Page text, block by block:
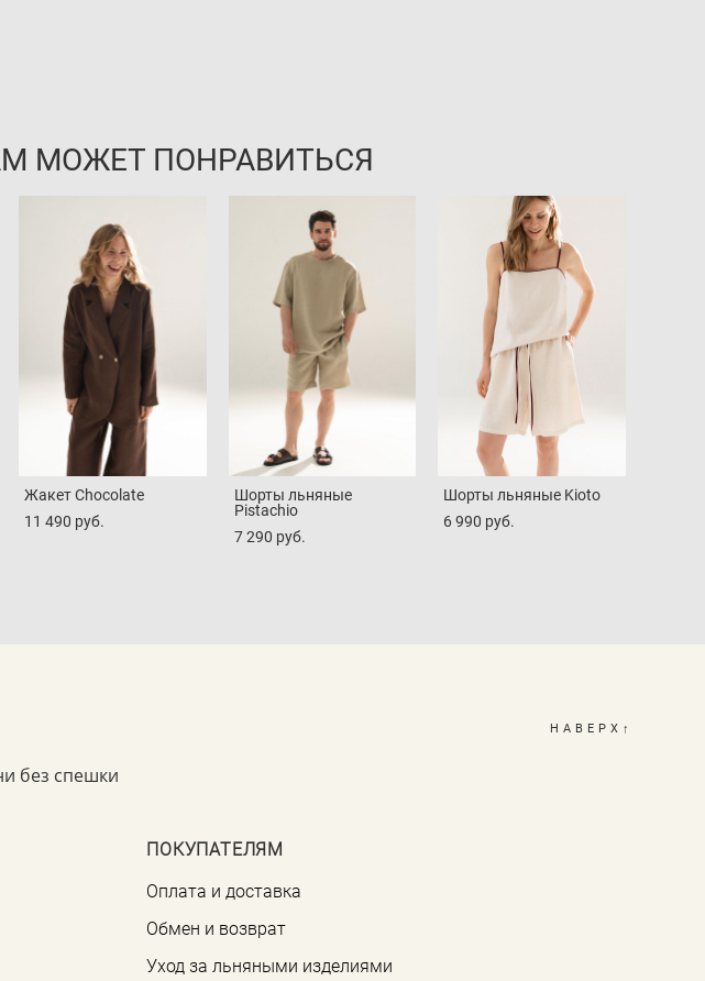
МОЖЕТ ПОНРАВИТЬСЯ
Жакет Chocolate
11 490 pуб.
Шорты льняные
Pistachio
7 290 pуб.
Шорты льняные Kioto
6 990 pуб.
НАВЕРХ↑
без спешки
ПОКУПАТЕЛЯМ
Оплата и доставка
Обмен и возврат
Уход за льняными изделиями